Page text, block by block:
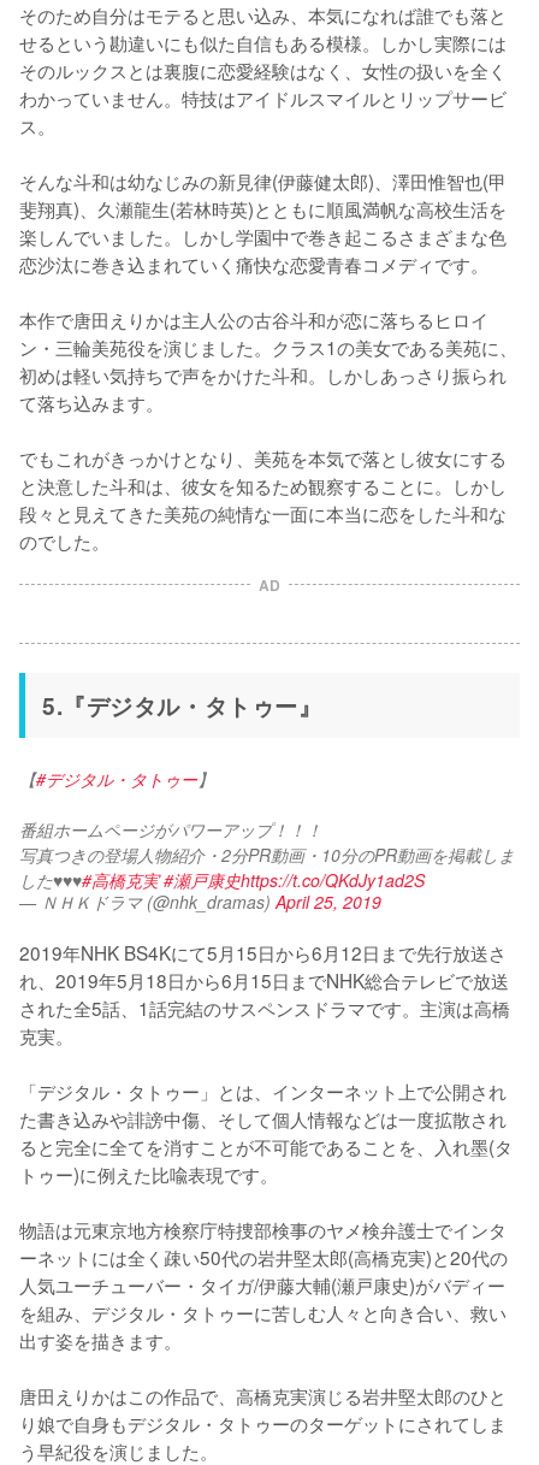
そのため自分はモテると思い込み、本気になれば誰でも落と
せるという勘違いにも似た自信もある模様。しかし実際には
そのルックスとは裏腹に恋愛経験はなく、女性の扱いを全く
わかっていません。特技はアイドルスマイルとリップサービ
ス。
そんな斗和は幼なじみの新見律(伊藤健太郎)、澤田惟智也(甲
斐翔真)、久瀬龍生(若林時英)とともに順風満帆な高校生活を
楽しんでいました。しかし学園中で巻き起こるさまざまな色
恋沙汰に巻き込まれていく痛快な恋愛青春コメディです。
本作で唐田えりかは主人公の古谷斗和が恋に落ちるヒロイ
ン・三輪美苑役を演じました。クラス1の美女である美苑に、
初めは軽い気持ちで声をかけた斗和。しかしあっさり振られ
て落ち込みます。
でもこれがきっかけとなり、美苑を本気で落とし彼女にする
と決意した斗和は、彼女を知るため観察することに。しかし
段々と見えてきた美苑の純情な一面に本当に恋をした斗和な
のでした。
AD
5.『デジタル・タトゥー』
【#デジタル・タトゥー】
番組ホームページがパワーアップ！！！
写真つきの登場人物紹介・2分PR動画・10分のPR動画を掲載しま
した♥♥♥#高橋克実 #瀬戸康史https://t.co/QKdJy1ad2S
— ＮＨＫドラマ (@nhk_dramas) April 25, 2019
2019年NHK BS4Kにて5月15日から6月12日まで先行放送さ
れ、2019年5月18日から6月15日までNHK総合テレビで放送
された全5話、1話完結のサスペンスドラマです。主演は高橋
克実。
「デジタル・タトゥー」とは、インターネット上で公開され
た書き込みや誹謗中傷、そして個人情報などは一度拡散され
ると完全に全てを消すことが不可能であることを、入れ墨(タ
トゥー)に例えた比喩表現です。
物語は元東京地方検察庁特捜部検事のヤメ検弁護士でインタ
ーネットには全く疎い50代の岩井堅太郎(高橋克実)と20代の
人気ユーチューバー・タイガ/伊藤大輔(瀬戸康史)がバディー
を組み、デジタル・タトゥーに苦しむ人々と向き合い、救い
出す姿を描きます。
唐田えりかはこの作品で、高橋克実演じる岩井堅太郎のひと
り娘で自身もデジタル・タトゥーのターゲットにされてしま
う早紀役を演じました。